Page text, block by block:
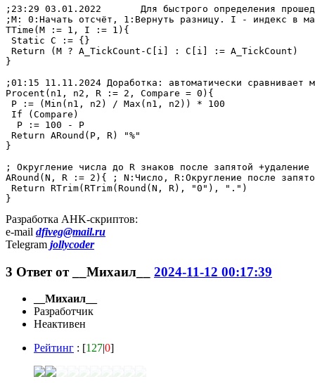
;23:29 03.01.2022	Для быстрого определения прошедшего времени для команд. Без ограничений для отсчёта разниц.
;M: 0:Начать отсчёт, 1:Вернуть разницу. I - индекс в
TTime(M := 1, I := 1){
Static C := {}
Return (M ? A_TickCount-C[i] : C[i] := A_TickCount)	; Сокращённый вариант.
}
;01:15 11.11.2024 Доработка: автоматически сравнивает
Procent(n1, n2, R := 2, Compare = 0){
P := (Min(n1, n2) / Max(n1, n2)) * 100
If (Compare)
  P := 100 - P
Return ARound(P, R) "%"
}
; Округление числа до R знаков после запятой
ARound(N, R := 2){ ; N:Число, R:Округление после
Return RTrim(RTrim(Round(N, R), "0"), ".")
}
Разработка AHK-скриптов:
e-mail dfiveg@mail.ru
Telegram jollycoder
3 Ответ от __Михаил__ 2024-11-12 00:17:39
__Михаил__
Разработчик
Неактивен
Рейтинг : [127|0]